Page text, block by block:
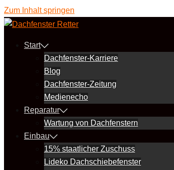
Zum Inhalt springen
Start
Dachfenster-Karriere
Blog
Dachfenster-Zeitung
Medienecho
Reparatur
Wartung von Dachfenstern
Einbau
15% staatlicher Zuschuss
Lideko Dachschiebefenster